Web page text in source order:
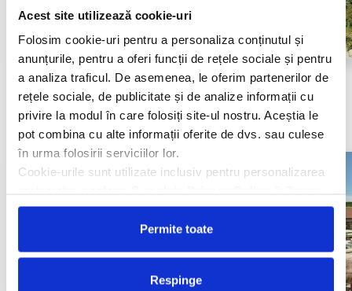
Acest site utilizează cookie-uri
Folosim cookie-uri pentru a personaliza conținutul și
anunțurile, pentru a oferi funcții de rețele sociale și pentru
a analiza traficul. De asemenea, le oferim partenerilor de
rețele sociale, de publicitate și de analize informații cu
privire la modul în care folosiți site-ul nostru. Aceștia le
pot combina cu alte informații oferite de dvs. sau culese
în urma folosirii serviciilor lor.
Cookie-urile sunt utilizate inclusiv pentru personalizarea
Permite toate
Respinge
Cancun, Mexic
Dreams Natura Resort & Spa
Vezi oferta